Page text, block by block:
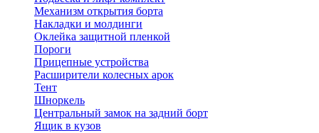
Механизм открытия борта
Накладки и молдинги
Оклейка защитной пленкой
Пороги
Прицепные устройства
Расширители колесных арок
Тент
Шноркель
Центральный замок на задний борт
Ящик в кузов